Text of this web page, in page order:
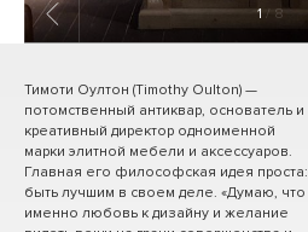
1 / 8
Тимоти Оултон (Timothy Oulton) —
потомственный антиквар, основатель и
креативный директор одноименной
марки элитной мебели и аксессуаров.
Главная его философская идея проста:
быть лучшим в своем деле. «Думаю, что
именно любовь к дизайну и желание